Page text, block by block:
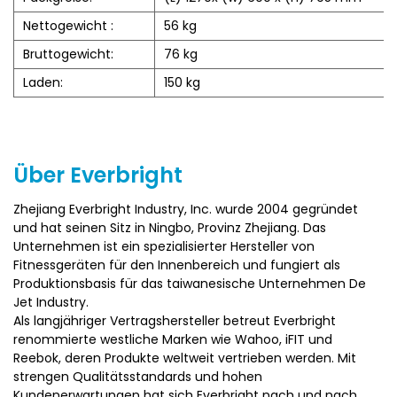
Trainingszielen und ihren körperlichen Verhältnissen frei
anpassen, um unterschiedliche Trainingseffekte zu
erreichen und die Bedürfnisse unterschiedlicher
Fitnessniveaus zu erfüllen.
2) Der Sitzrahmen besteht aus hochfestem
Design und die verstellbaren Fußstützen verbessern die
Sicherheit und reduzieren die Handmüdungs- und
Gelenkverletzungen.
3) Durch die Simulation von Radfahrenbewegungen
reduziert dies die Auswirkungen auf die Knie, Hüften und
Knöchel, wodurch sie besonders geeignet sind, wenn sie
gemeinsame Beschwerden haben oder sich von
Bewegung erholen, die Gelenke effektiv schützen und
Trainingsrisiken reduzieren.
4) Mit dem integrierten Speicherfach können Benutzer
kleine Artikel wie Mobiltelefone während des Trainings
speichern und die Bequemlichkeit verbessern.
5) Vielseitigkeit und Flexibilität: Das Training Bike verfügt
Nettogewicht :
56 kg
Bruttogewicht:
76 kg
Laden:
150 kg
Über Everbright
Zhejiang Everbright Industry, Inc. wurde 2004 gegründet
und hat seinen Sitz in Ningbo, Provinz Zhejiang. Das
Unternehmen ist ein spezialisierter Hersteller von
Fitnessgeräten für den Innenbereich und fungiert als
Produktionsbasis für das taiwanesische Unternehmen De
Jet Industry.
Als langjähriger Vertragshersteller betreut Everbright
renommierte westliche Marken wie Wahoo, iFIT und
Reebok, deren Produkte weltweit vertrieben werden. Mit
strengen Qualitätsstandards und hohen